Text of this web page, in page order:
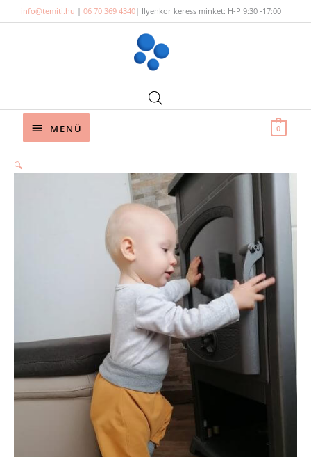
to
info@temiti.hu | 06 70 369 4340| Ilyenkor keress minket: H-P 9:30 -17:00
Below
MENÜ 0
🔍